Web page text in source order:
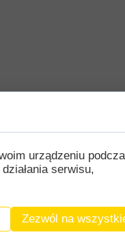
urządzeniu
serwisu,
Zezwól na